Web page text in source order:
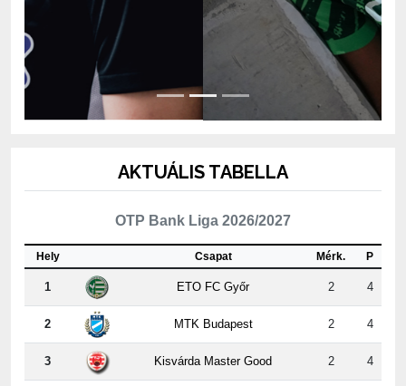
OTP Bank Liga 2026/2027
Csapat
1 ETO FC Győr 2 4
2 MTK Budapest 2 4
3 Kisvárda Master Good 2 4
4 Újpest FC 2 3